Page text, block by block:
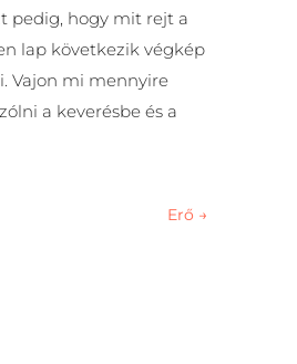
pedig, hogy mit rejt a
lap következik végkép
Vajon mi mennyire
a keverésbe és a
Erő →